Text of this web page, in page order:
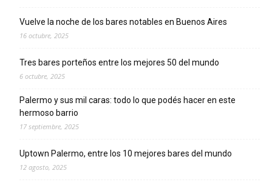
Vuelve la noche de los bares notables en Buenos Aires
16 octubre, 2025
Tres bares porteños entre los mejores 50 del mundo
6 octubre, 2025
Palermo y sus mil caras: todo lo que podés hacer en este
hermoso barrio
17 septiembre, 2025
Uptown Palermo, entre los 10 mejores bares del mundo
12 agosto, 2025